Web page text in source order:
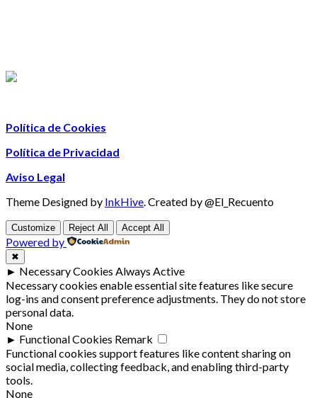
Política de Cookies
Política de Privacidad
Aviso Legal
Theme Designed by InkHive Created by @El_Recuento
Customize Reject All Accept All
Powered by
✖
► Necessary Cookies Always Active
Necessary cookies enable essential site features like secure
log-ins and consent preference adjustments. They do not store
personal data.
None
► Functional Cookies Remark
Functional cookies support features like content sharing on
social media, collecting feedback, and enabling third-party
tools.
None